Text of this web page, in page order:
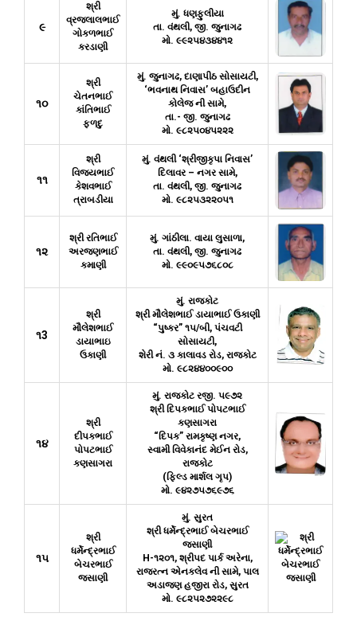
૯
શ્રી
વ્રજલાલભાઈ
ગોકળભાઈ
કરડાણી
મું. ધણફુલીયા
તા. વંથલી, જી. જુનાગઢ
મો. ૯૯૨૫૪૩૪૪૧૨
૧૦
શ્રી
ચેતનભાઈ
કાંતિભાઈ
ફળદુ
મું. જુનાગઢ, દાણાપીઠ સોસાયટી,
‘ભવનાથ નિવાસ’ બહાઉદીન
કોલેજ ની સામે,
તા.- જી. જુનાગઢ
મો. ૯૮૨૫૦૪૫૨૨૨
૧૧
શ્રી
વિજયભાઈ
કેશવભાઈ
ત્રાબડીયા
મું. વંથલી ‘શ્રીજીકૃપા નિવાસ’
દિલાવર – નગર સામે,
તા. વંથલી, જી. જુનાગઢ
મો. ૯૮૨૫૩૨૨૦૫૧
૧૨
શ્રી રતિભાઈ
અરજણભાઈ
કમાણી
મું. ગાંઠીલા. વાયા લુસાળા,
તા. વંથલી, જી. જુનાગઢ
મો. ૯૯૦૯૫૭૬૮૦૮
૧3
શ્રી
મૌલેશભાઈ
ડાયાભાઇ
ઉકાણી
મું. રાજકોટ
શ્રી મૌલેશભાઈ ડાયાભાઈ ઉકાણી
“પુષ્કર” ૧૫/બી, પંચવટી
સોસાયટી,
શેરી નં. ૩ કાલાવડ રોડ, રાજકોટ
મો. ૯૮૨૪૪૦૦૯૦૦
૧૪
શ્રી
દીપકભાઈ
પોપટભાઈ
કણસાગરા
મું. રાજકોટ રજી. ૫૯૭૨
શ્રી દિપકભાઈ પોપટભાઈ
કણસાગરા
“દિપક” રામકૃષ્ણ નગર,
સ્વામી વિવેકાનંદ મેઈન રોડ,
રાજકોટ
(ફિલ્ડ માર્શલ ગૃપ)
મો. ૯૪૨૭૫૭૬૯૭૬
૧૫
શ્રી
ધર્મેન્દ્રભાઈ
બેચરભાઈ
જસાણી
મું. સુરત
શ્રી ધર્મેન્દ્રભાઈ બેચરભાઈ
જસાણી
H-૧૨૦૧, શ્રીપદ પાર્ક અરેના,
રાજરત્ન એનકલેવ ની સામે, પાલ
અડાજણ હજીરા રોડ, સુરત
મો. ૯૮૨૫૨૭૨૨૯૮